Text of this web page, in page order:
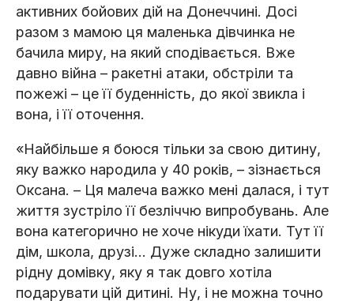
активних бойових дій на Донеччині. Досі
разом з мамою ця маленька дівчинка не
бачила миру, на який сподівається. Вже
давно війна – ракетні атаки, обстріли та
пожежі – це її буденність, до якої звикла і
вона, і її оточення.
«Найбільше я боюся тільки за свою дитину,
яку важко народила у 40 років, – зізнається
Оксана. – Ця малеча важко мені далася, і тут
життя зустріло її безліччю випробувань. Але
вона категорично не хоче нікуди їхати. Тут її
дім, школа, друзі… Дуже складно залишити
рідну домівку, яку я так довго хотіла
подарувати цій дитині. Ну, і не можна точно